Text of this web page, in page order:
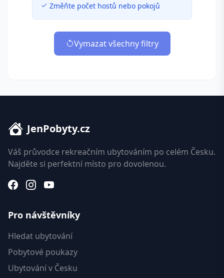
Změňte počet hostů nebo pokojů
Vymazat všechny filtry
JenPobyty.cz
Váš průvodce rekreačním ubytováním po celém Česku.
Najděte si perfektní místo pro dovolenou.
Pro návštěvníky
Hledat ubytování
Pobytové poukazy
Ubytování v Česku